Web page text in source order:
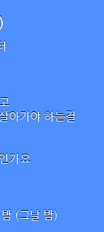
아가야 하는걸
가요
(그날 밤)